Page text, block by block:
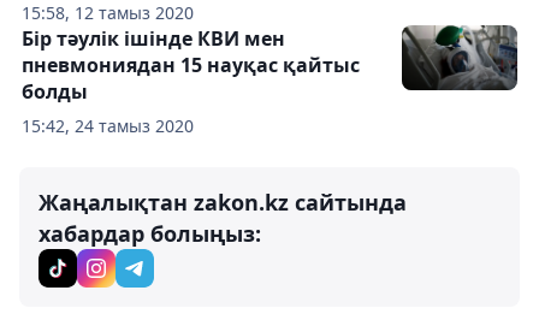
15:58, 12 тамыз 2020
15:42, 24 тамыз 2020
Бір тәулік ішінде КВИ мен
пневмониядан 15 науқас қайтыс
болды
Жаңалықтан zakon.kz сайтында
хабардар болыңыз: